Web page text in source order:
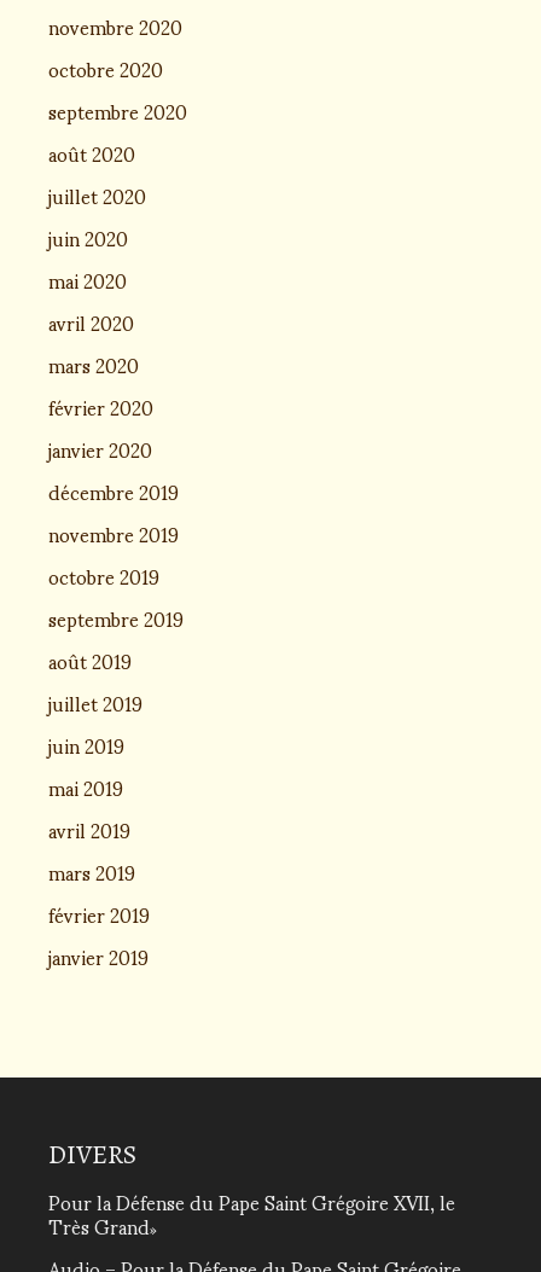
novembre 2020
octobre 2020
septembre 2020
août 2020
juillet 2020
juin 2020
mai 2020
avril 2020
mars 2020
février 2020
janvier 2020
décembre 2019
novembre 2019
octobre 2019
septembre 2019
août 2019
juillet 2019
juin 2019
mai 2019
avril 2019
mars 2019
février 2019
janvier 2019
DIVERS
Pour la Défense du Pape Saint Grégoire XVII, le
Très Grand